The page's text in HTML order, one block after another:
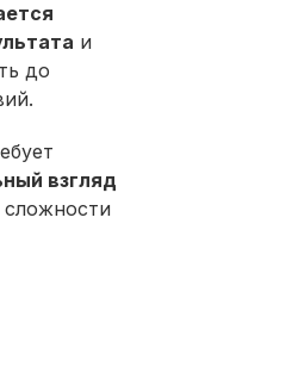
и
до
взгляд
сложности